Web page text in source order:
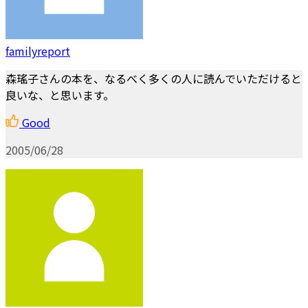
familyreport
森瑤子さんの本を、なるべく多くの人に読んでいただけると
良いな、と思います。
Good
2005/06/28